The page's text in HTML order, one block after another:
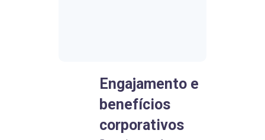
Engajamento e
benefícios
corporativos